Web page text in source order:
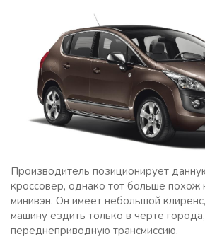
Производитель позиционирует
кроссовер, однако тот больше похож
минивэн. Он имеет небольшой
машину ездить только в черте
переднеприводную трансмиссию.